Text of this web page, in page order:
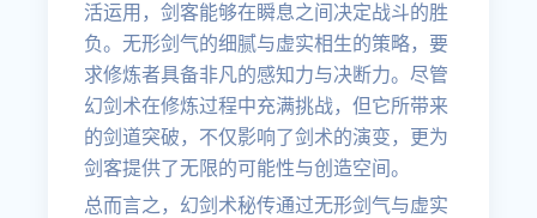
活运用，剑客能够在瞬息之间决定战斗的胜
负。无形剑气的细腻与虚实相生的策略，要
求修炼者具备非凡的感知力与决断力。尽管
幻剑术在修炼过程中充满挑战，但它所带来
的剑道突破，不仅影响了剑术的演变，更为
剑客提供了无限的可能性与创造空间。
总而言之，幻剑术秘传通过无形剑气与虚实